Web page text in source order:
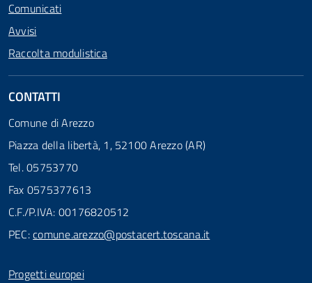
Comunicati
Avvisi
Raccolta modulistica
CONTATTI
Comune di Arezzo
Piazza della libertà, 1, 52100 Arezzo (AR)
Tel. 05753770
Fax 0575377613
C.F./P.IVA: 00176820512
PEC:comune.arezzo@postacert.toscana.it
Progetti europei